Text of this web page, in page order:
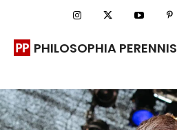
PHILOSOPHIA PERENNIS